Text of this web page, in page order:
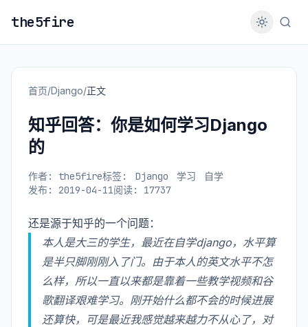
the5fire
首页/Django/正文
知乎回答：你是如何学习Django
的
作者: the5fire标签: Django 学习
自学
发布: 2019-04-11阅读: 17737
还是源于知乎的一个问题：
本人是大三的学生，最近在自学django，水平算
是半只脚刚刚入了门。由于本人的英文水平不怎
么样，所以一直以来都是靠着一些教学视频和谷
歌翻译艰难学习。刚开始什么都不会的时候进展
还算快，可是最近我感觉越来越力不从心了，对